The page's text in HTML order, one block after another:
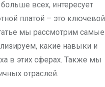
платой – это ключевой
мы рассмотрим самые
какие навыки и
в этих сферах. Также мы
отраслей.